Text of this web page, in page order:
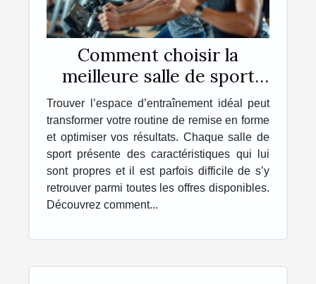
Comment choisir la
meilleure salle de sport
pour vos besoins ?
Trouver l’espace d’entraînement idéal peut
transformer votre routine de remise en forme
et optimiser vos résultats. Chaque salle de
sport présente des caractéristiques qui lui
sont propres et il est parfois difficile de s’y
retrouver parmi toutes les offres disponibles.
Découvrez comment...